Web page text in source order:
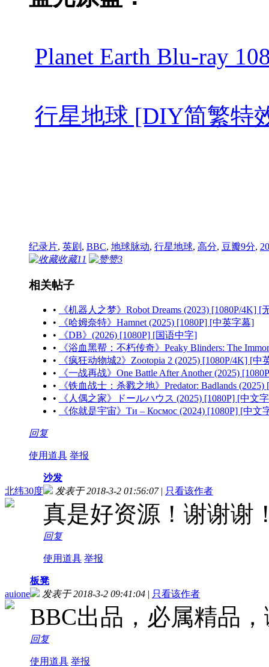
Planet Earth Blu-ray
行星地球 [DIY简繁特
纪录片, 英剧 , BBC, 地球脉动, 行星地球, 高分, 豆瓣9分,
收藏11 赞3
相关帖子
•
《机器人之梦》Robot Dreams (2023) [1080P/4K] [
•
《哈姆奈特》Hamnet (2025) [1080P] [中英字幕]
•
《DB》(2026) [1080P] [国语中字]
•
《浴血黑帮：不朽传奇》Peaky Blinders: The
•
《疯狂动物城2》Zootopia 2 (2025) [1080P/4K] [中
•
《一战再战》One Battle After Another (2025)
•
《铁血战士：杀戮之地》Predator: Badlands
•
《人偶之家》ドールハウス (2025) [1080P] [中文
•
《你就是宇宙》Ти – Космос (2024) [1080P] [中文
回复
使用道具 举报
北纬30度
沙发
发表于 2018-3-2 01:56:07 | 只看该作者
真是好资源！谢谢谢
回复
使用道具 举报
auione
板凳
发表于 2018-3-2 09:41:04 | 只看该作者
BBC出品，必属精品
回复
使用道具 举报